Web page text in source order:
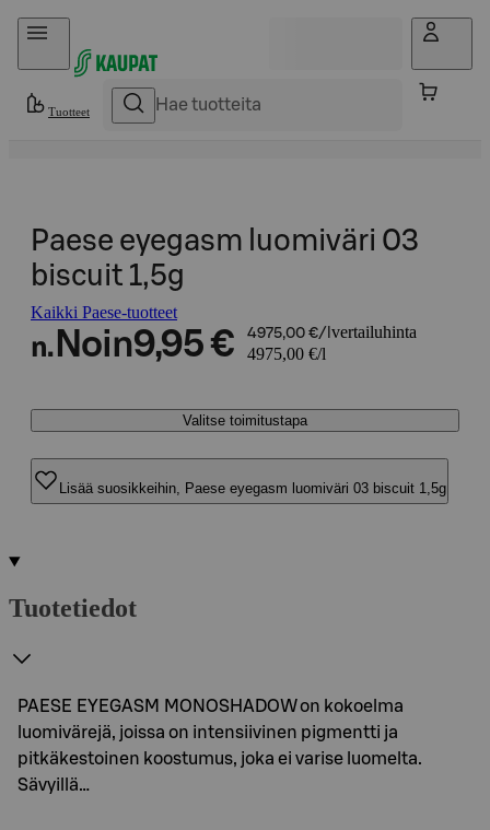
Hyppää sisältöön
Tuotteet
Paese eyegasm luomiväri 03
biscuit 1,5g
Kaikki Paese-tuotteet
n. Noin9,95 € 4975,00 €/l vertailuhinta
4975,00 €/l
Valitse toimitustapa
Lisää suosikkeihin, Paese eyegasm luomiväri 03 biscuit 1,5g
Tuotetiedot
PAESE EYEGASM MONOSHADOW on kokoelma
luomivärejä, joissa on intensiivinen pigmentti ja
pitkäkestoinen koostumus, joka ei varise luomelta.
Sävyillä…